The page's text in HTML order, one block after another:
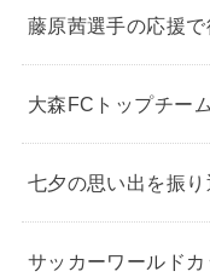
藤原茜選手の応援
大森FCトップチー
七夕の思い出を振り
サッカーワールド